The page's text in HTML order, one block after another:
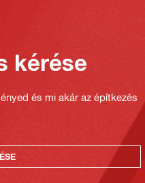
kérése
és mi akár az építkezés